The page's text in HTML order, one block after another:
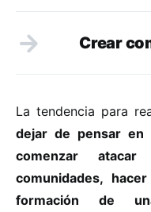
Crear
La tendencia para
dejar de pensar en
comenzar
comunidades,
formación de